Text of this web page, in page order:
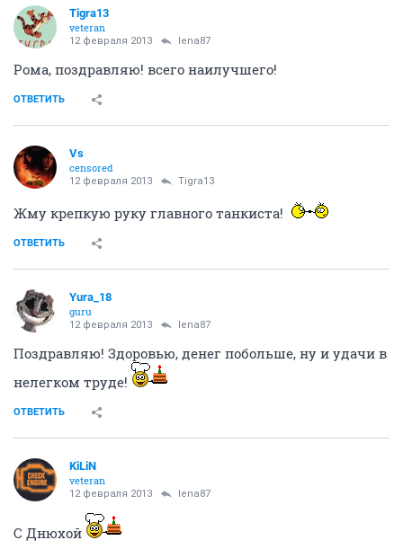
Tigra13
veteran
12 февраля 2013 lena87
Рома, поздравляю! всего наилучшего!
ОТВЕТИТЬ
Vs
censored
12 февраля 2013 Tigra13
Жму крепкую руку главного танкиста!
ОТВЕТИТЬ
Yura_18
guru
12 февраля 2013 lena87
Поздравляю! Здоровью, денег побольше, ну и удачи в
нелегком труде!
ОТВЕТИТЬ
KiLiN
veteran
12 февраля 2013 lena87
С Днюхой